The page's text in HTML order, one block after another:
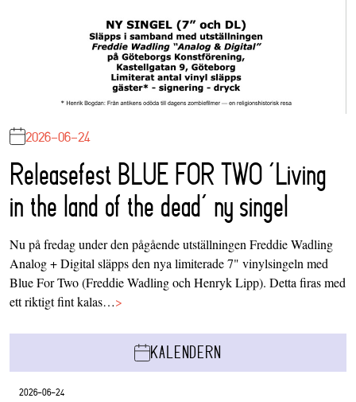
2026-06-24
Releasefest BLUE FOR TWO ‘Living
in the land of the dead’ ny singel
Nu på fredag under den pågående utställningen Freddie Wadling
Analog + Digital släpps den nya limiterade 7" vinylsingeln med
Blue For Two (Freddie Wadling och Henryk Lipp). Detta firas med
ett riktigt fint kalas…>
KALENDERN
2026-06-24